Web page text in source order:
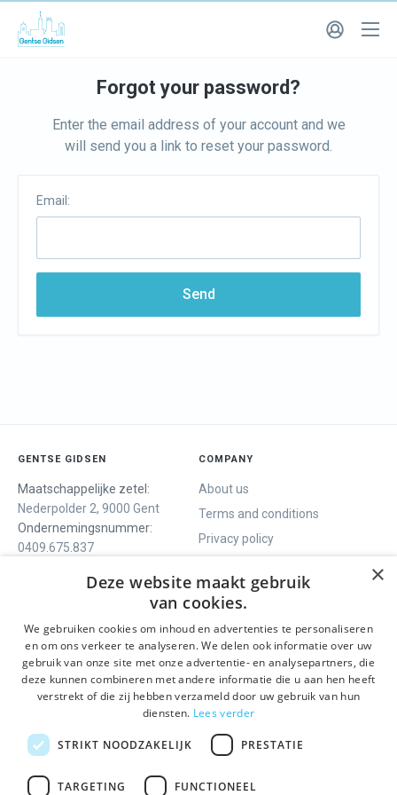
Forgot your password?
Enter the email address of your account and we
will send you a link to reset your password.
Email:
Send
GENTSE GIDSEN
Maatschappelijke zetel:
Nederpolder 2, 9000 Gent
Ondernemingsnummer:
0409.675.837
COMPANY
About us
Terms and conditions
Privacy policy
WE OFFER
Guided tours
One day tour
Activities
SOCIALS
Facebook
Instagram
LinkedIn
STAY INFORMED
×
Deze website maakt gebruik
van cookies.
We gebruiken cookies om inhoud en advertenties te personaliseren
en om ons verkeer te analyseren. We delen ook informatie over uw
gebruik van onze site met onze advertentie- en analysepartners, die
deze kunnen combineren met andere informatie die u aan hen heeft
verstrekt of die zij hebben verzameld door uw gebruik van hun
diensten. Lees verder
STRIKT NOODZAKELIJK PRESTATIE
TARGETING FUNCTIONEEL